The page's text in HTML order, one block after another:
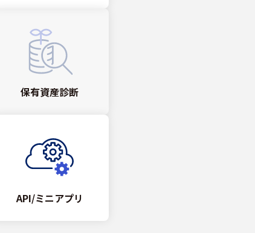
保有資産診断
API/ミニアプリ